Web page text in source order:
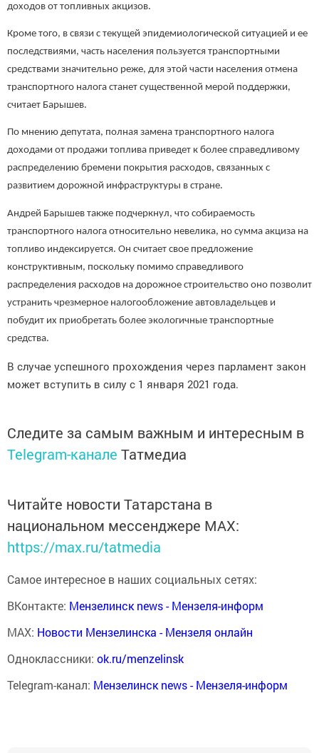
доходов от топливных акцизов.
Кроме того, в связи с текущей эпидемиологической ситуацией и ее
последствиями, часть населения пользуется транспортными
средствами значительно реже, для этой части населения отмена
транспортного налога станет существенной мерой поддержки,
считает Барышев.
По мнению депутата, полная замена транспортного налога
доходами от продажи топлива приведет к более справедливому
распределению бремени покрытия расходов, связанных с
развитием дорожной инфраструктуры в стране.
Андрей Барышев также подчеркнул, что собираемость
транспортного налога относительно невелика, но сумма акциза на
топливо индексируется. Он считает свое предложение
конструктивным, поскольку помимо справедливого
распределения расходов на дорожное строительство оно позволит
устранить чрезмерное налогообложение автовладельцев и
побудит их приобретать более экологичные транспортные
средства.
В случае успешного прохождения через парламент закон
может вступить в силу с 1 января 2021 года.
Следите за самым важным и интересным в
Telegram-канале Татмедиа
Читайте новости Татарстана в
национальном мессенджере MАХ:
https://max.ru/tatmedia
Самое интересное в наших социальных сетях:
ВКонтакте: Мензелинск news - Мензеля-информ
MAX: Новости Мензелинска - Мензеля онлайн
Одноклассники: ok.ru/menzelinsk
Telegram-канал: Мензелинск news - Мензеля-информ